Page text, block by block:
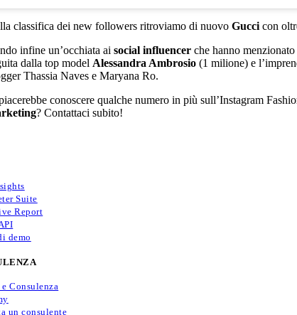
classifica dei new followers ritroviamo di nuovoGucci con
infine un’occhiata aisocial influencer che hanno
dalla top model Alessandra Ambrosio (1 milione) e
Thassia Naves e Maryana Ro.
conoscere qualche numero in più sull’Instagram
? Contattaci subito!
Suite
Report
demo
Consulenza
un consulente